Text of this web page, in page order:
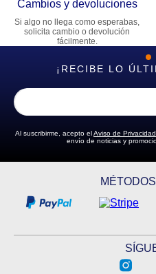
Cambios y devoluciones
Si algo no llega como esperabas,
solicita cambio o devolución
fácilmente.
¡RECIBE LO
Al suscribirme, acepto elAviso de Privacidad
envío de noticias y